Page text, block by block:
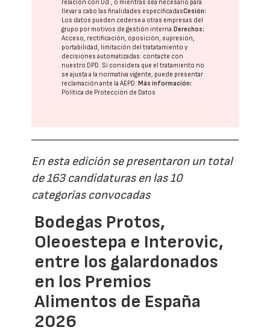
relación con Ud., o mientras sea necesario para
llevar a cabo las finalidades especificadasCesión:
Los datos pueden cederse a otras empresas del
grupo por motivos de gestión interna.Derechos:
Acceso, rectificación, oposición, supresión,
portabilidad, limitación del tratatamiento y
decisiones automatizadas: contacte con
nuestro DPD. Si considera que el tratamiento no
se ajusta a la normativa vigente, puede presentar
reclamación ante laAEPD.Más información:
Política de Protección de Datos
En esta edición se presentaron un total
de 163 candidaturas en las 10
categorías convocadas
Bodegas Protos,
Oleoestepa e Interovic,
entre los galardonados
en los Premios
Alimentos de España
2026